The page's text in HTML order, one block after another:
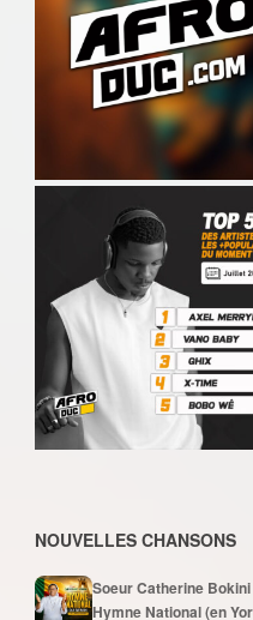
NOUVELLES CHANSONS
Soeur Catherine Bokini
Hymne National (en